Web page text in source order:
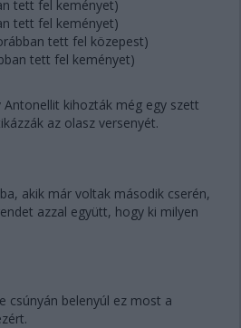
tett fel keményet)
tett fel keményet)
tett fel közepest)
tett fel keményet)
Antonellit kihozták még egy szett
az olasz versenyét.
akik már voltak második cserén,
azzal együtt, hogy ki milyen
csúnyán belenyúl ez most a